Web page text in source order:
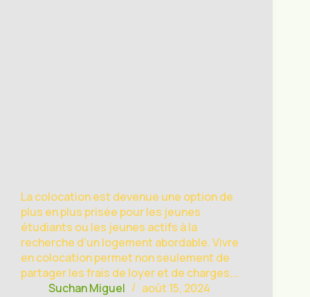
La colocation est devenue une option de
plus en plus prisée pour les jeunes
étudiants ou les jeunes actifs à la
recherche d’un logement abordable. Vivre
en colocation permet non seulement de
partager les frais de loyer et de charges,…
Suchan Miguel
août 15, 2024